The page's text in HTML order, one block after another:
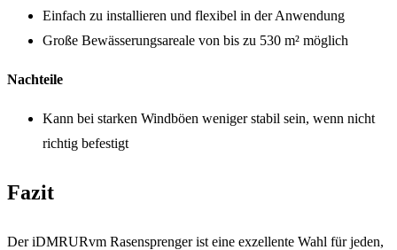
Einfach zu installieren und flexibel in der Anwendung
Große Bewässerungsareale von bis zu 530 m² möglich
Nachteile
Kann bei starken Windböen weniger stabil sein, wenn nicht
richtig befestigt
Fazit
Der iDMRURvm Rasensprenger ist eine exzellente Wahl für jeden,